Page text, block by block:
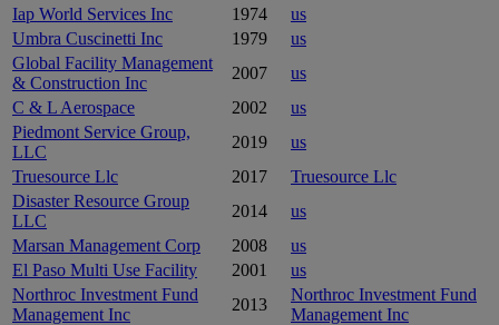
Iap World Services Inc
1974
us
Umbra Cuscinetti Inc
1979
us
Global Facility Management
& Construction Inc
2007
us
C & L Aerospace
2002
us
Piedmont Service Group,
LLC
2019
us
Truesource Llc
2017
Truesource Llc
Disaster Resource Group
LLC
2014
us
Marsan Management Corp
2008
us
El Paso Multi Use Facility
2001
us
Northroc Investment Fund
Management Inc
2013
Northroc Investment Fund
Management Inc